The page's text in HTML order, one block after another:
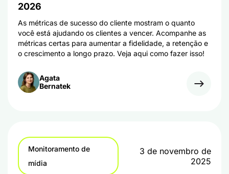
2026
As métricas de sucesso do cliente mostram o quanto
você está ajudando os clientes a vencer. Acompanhe as
métricas certas para aumentar a fidelidade, a retenção e
o crescimento a longo prazo. Veja aqui como fazer isso!
Agata
Bernatek
Monitoramento de
mídia
3 de novembro de
2025